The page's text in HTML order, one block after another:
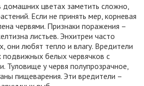
домашних цветах заметить сложно,
Если не принять мер, корневая
червями. Признаки поражения –
листьев. Энхитреи часто
они любят тепло и влагу. Вредители
белых червячков с
Туловище у червя полупрозрачное,
пищеварения. Эти вредители –